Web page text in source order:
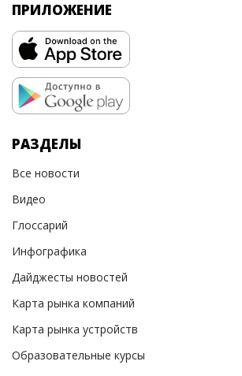
ПРИЛОЖЕНИЕ
РАЗДЕЛЫ
Все новости
Видео
Глоссарий
Инфографика
Дайджесты новостей
Карта рынка компаний
Карта рынка устройств
Образовательные курсы